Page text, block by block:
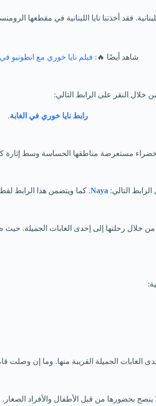
فقد أخذتنا نايا اللبنانية في
شاهد أيضًا 🔥: فيلم نايا خوري مع انطونيو
النقر على الرابط التالي:
رابط نايا خوري في الغابة.
مستعرضة مناطقها الحساسة وسط إثارة
التالي: Naya. كما ويتضمن هذا الرابط
رحلتها إلى إحدى الغابات الجميلة.
الغابات الجميلة القريبة منها. وما إن وصلت
ينصح بحضورها من قبل الأطفال والأفراد الصغار.